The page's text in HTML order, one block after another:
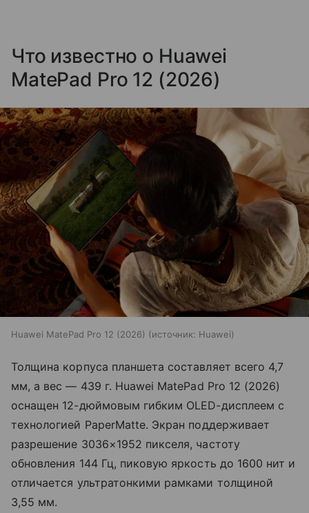
Что известно о Huawei
MatePad Pro 12 (2026)
Huawei MatePad Pro 12 (2026) источник: Huawei
Толщина корпуса планшета составляет всего 4,7
мм, а вес — 439 г. Huawei MatePad Pro 12 (2026)
оснащен 12-дюймовым гибким OLED-дисплеем с
технологией PaperMatte. Экран поддерживает
разрешение 3036×1952 пикселя, частоту
обновления 144 Гц, пиковую яркость до 1600 нит и
отличается ультратонкими рамками толщиной
3,55 мм.